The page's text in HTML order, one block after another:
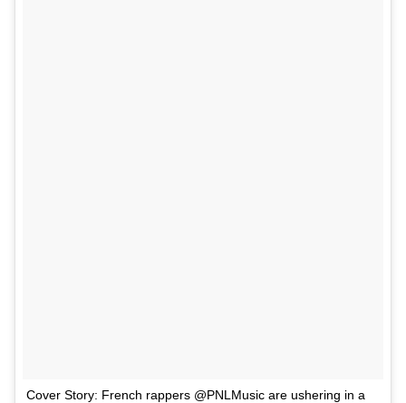
Cover Story: French rappers @PNLMusic are ushering in a